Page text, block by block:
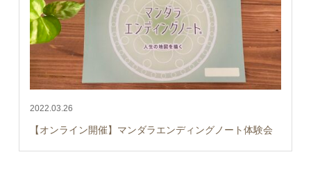
2022.03.26
【オンライン開催】マンダラエンディングノート体験会